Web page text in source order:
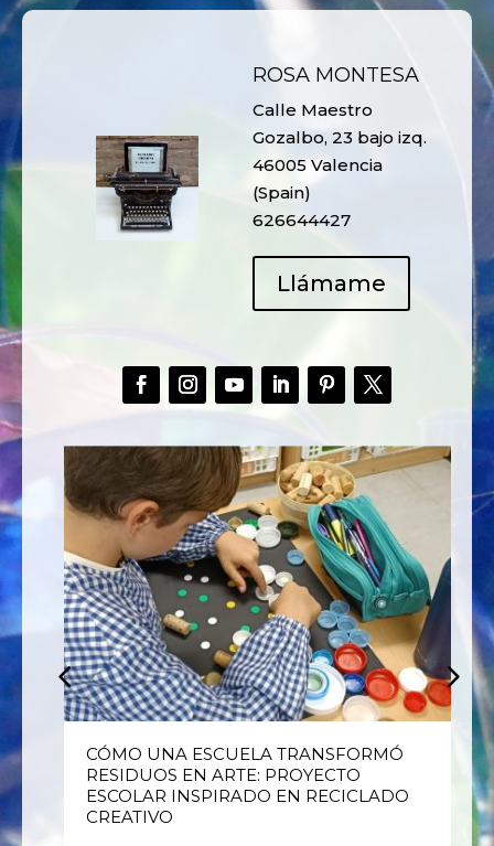
ROSA MONTESA
Calle Maestro
Gozalbo, 23 bajo izq.
46005 Valencia
(Spain)
626644427
Llámame
CÓMO UNA ESCUELA TRANSFORMÓ
RESIDUOS EN ARTE: PROYECTO
ESCOLAR INSPIRADO EN RECICLADO
CREATIVO